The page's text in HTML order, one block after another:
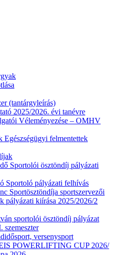
(tantárgyleírás)
2025/2026. évi tanévre
Véleményezése – OMHV
Egészségügyi felmentettek
Sportolói ösztöndíj pályázati
Sportoló pályázati felhívás
Sportösztöndíja sportszervezői
pályázati kiírása 2025/2026/2
sportolói ösztöndíj pályázat
szemeszter
versenysport
POWERLIFTING CUP 2026/